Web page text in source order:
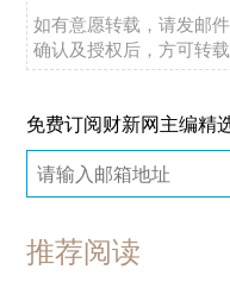
如有意愿转载，请发邮
确认及授权后，方可转载
免费订阅财新网主编精
推荐阅读